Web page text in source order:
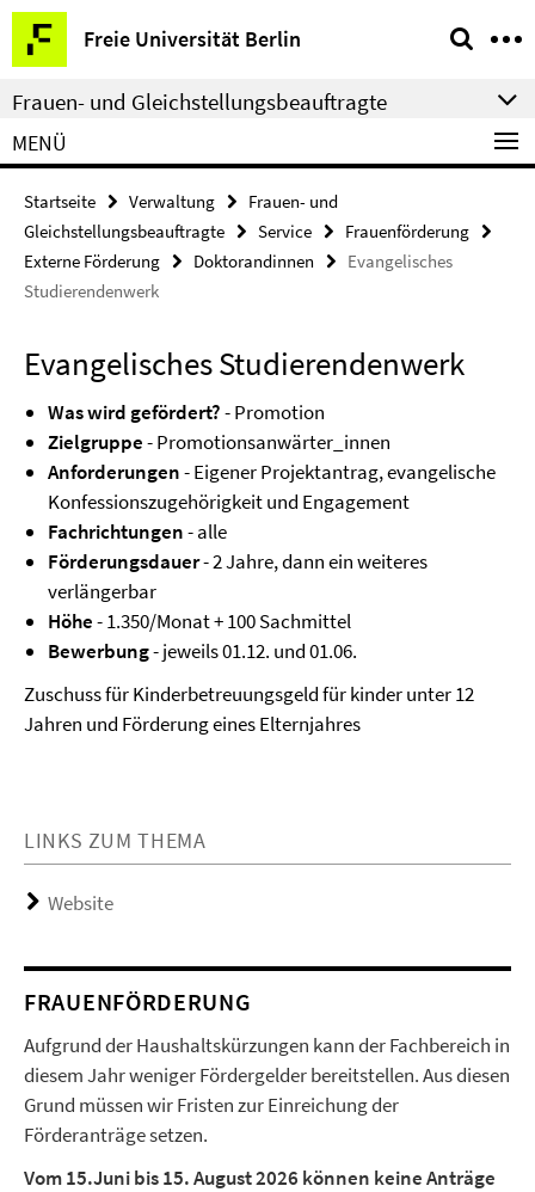
Springe
direkt
zu
Inhalt
Freie Universität Berlin
Service-
Navigation
Frauen- und Gleichstellungsbeauftragte
MENÜ
Startseite Verwaltung
Frauen- und
Gleichstellungsbeauftragte
Service
Frauenförderung
Externe Förderung
Doktorandinnen
Evangelisches
Studierendenwerk
Evangelisches Studierendenwerk
Was wird gefördert?- Promotion
Zielgruppe- Promotionsanwärter_innen
Anforderungen- Eigener Projektantrag, evangelische
Konfessionszugehörigkeit und Engagement
Fachrichtungen- alle
Förderungsdauer- 2 Jahre, dann ein weiteres
verlängerbar
Höhe- 1.350/Monat + 100 Sachmittel
Bewerbung- jeweils 01.12. und 01.06.
Zuschuss für Kinderbetreuungsgeld für kinder unter 12
Jahren und Förderung eines Elternjahres
LINKS ZUM THEMA
Website
FRAUENFÖRDERUNG
Aufgrund der Haushaltskürzungen kann der Fachbereich in
diesem Jahr weniger Fördergelder bereitstellen. Aus diesen
Grund müssen wir Fristen zur Einreichung der
Förderanträge setzen.
Vom 15.Juni bis 15. August 2026 können keine Anträge